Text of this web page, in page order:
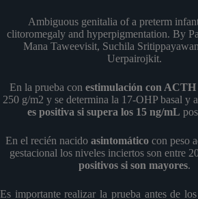
Ambiguous genitalia of a preterm
clitoromegaly and hyperpigmentation. By
Mana Taweevisit, Suchila
Uerpairojkit.
En la prueba con estimulación con ACTH
250 g/m2 y se determina la 17-OHP basal y
es positiva si supera los 15 ng/mL
En el recién nacido asintomáticocon peso
gestacional los niveles inciertos son entre
positivos si son mayores.
Es importante realizar la prueba antes de